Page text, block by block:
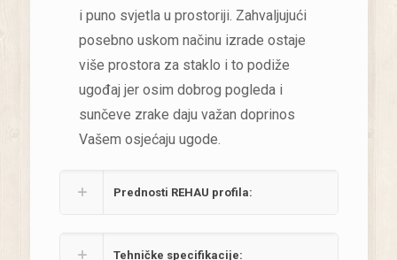
i puno svjetla u prostoriji. Zahvaljujući
posebno uskom načinu izrade ostaje
više prostora za staklo i to podiže
ugođaj jer osim dobrog pogleda i
sunčeve zrake daju važan doprinos
Vašem osjećaju ugode.
Prednosti REHAU profila:
Tehničke specifikacije: